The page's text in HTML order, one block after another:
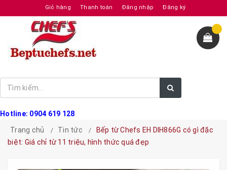
Giỏ hàng Thanh toán Đăng nhập Đăng ký
Hotline: 0904 619 128
Trang chủ
Tin tức
Bếp từ Chefs EH DIH866G có gì đặc
biệt: Giá chỉ từ 11 triệu, hình thức quá đẹp